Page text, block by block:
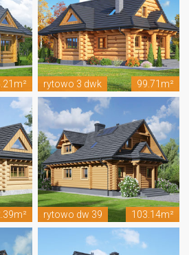
rytowo 3 dwk 99.71m²
rytowo dw 39 103.14m²